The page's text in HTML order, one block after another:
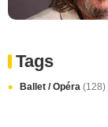
Tags
Ballet / Opéra (128)